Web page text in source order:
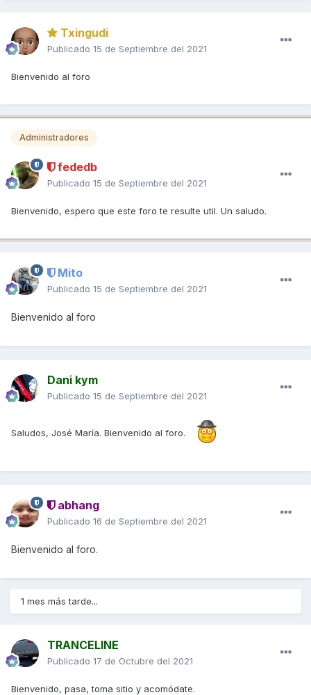
Txingudi
Publicado 15 de Septiembre del 2021
Bienvenido al foro
Administradores
fededb
Publicado 15 de Septiembre del 2021
Bienvenido, espero que este foro te resulte util. Un saludo.
Mito
Publicado 15 de Septiembre del 2021
Bienvenido al foro
Dani kym
Publicado 15 de Septiembre del 2021
Saludos, José María. Bienvenido al foro.
abhang
Publicado 16 de Septiembre del 2021
Bienvenido al foro.
1 mes más tarde...
TRANCELINE
Publicado 17 de Octubre del 2021
Bienvenido, pasa, toma sitio y acomódate.